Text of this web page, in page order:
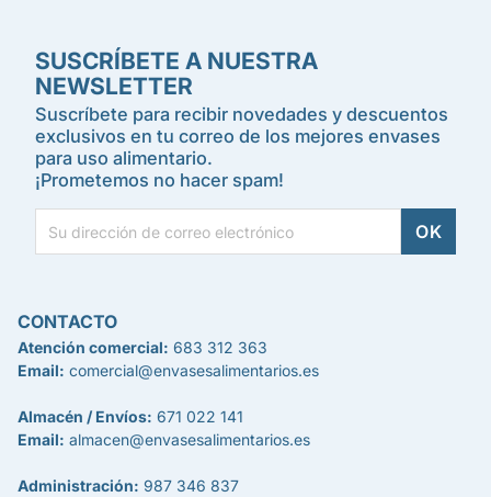
SUSCRÍBETE A NUESTRA
NEWSLETTER
Suscríbete para recibir novedades y descuentos
exclusivos en tu correo de los mejores envases
para uso alimentario.
¡Prometemos no hacer spam!
CONTACTO
Atención comercial: 683 312 363
Email: comercial@envasesalimentarios.es
Almacén / Envíos: 671 022 141
Email: almacen@envasesalimentarios.es
Administración: 987 346 837